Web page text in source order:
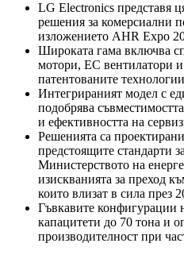
LG Electronics представя
решения за комерсиални
изложението AHR Expo
Широката гама включва
мотори, EC вентилатори
патентованите
Интегрираният модел с
подобрява
и ефективността на
Решенията са
предстоящите стандарти
Министерството на
изискванията за преход
които влизат в сила през
Гъвкавите конфигурации
капацитети до 70 тона и
производителност при